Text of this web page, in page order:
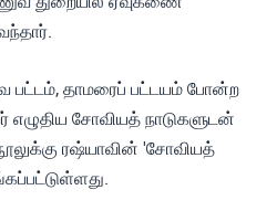
பட்டம், தாமரைப் பட்டயம் போன்ற
எழுதிய சோவியத் நாடுகளுடன்
ரஷ்யாவின் 'சோவியத்